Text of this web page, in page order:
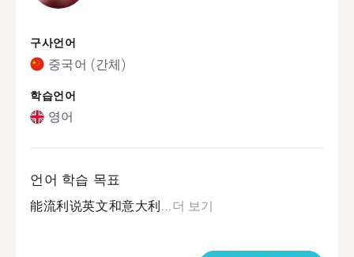
구사언어
중국어 (간체)
학습언어
영어
언어 학습 목표
能流利说英文和意大利...더 보기